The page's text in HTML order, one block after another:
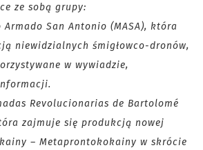
ze sobą grupy:
San Antonio (MASA), która
niewidzialnych śmigłowco-dronów,
w wywiadzie,
Revolucionarias de Bartolomé
zajmuje się produkcją nowej
– Metaprontokokainy w skrócie